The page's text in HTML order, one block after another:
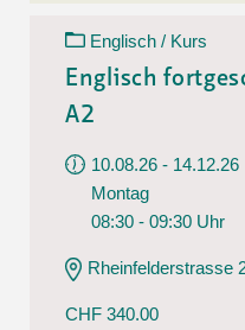
Englisch / Kurs
Englisch
A2
10.08.26 - 14.12.26
Montag
08:30 - 09:30 Uhr
Rheinfelderstrasse
CHF 340.00